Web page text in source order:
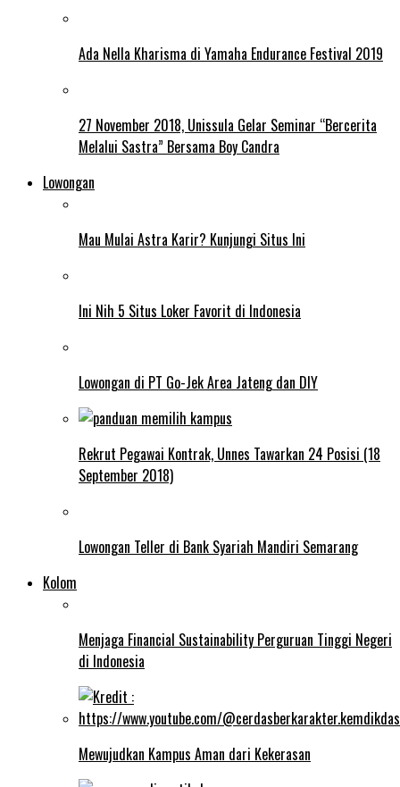
Ada Nella Kharisma di Yamaha Endurance Festival 2019
27 November 2018, Unissula Gelar Seminar “Bercerita
Melalui Sastra” Bersama Boy Candra
Lowongan
Mau Mulai Astra Karir? Kunjungi Situs Ini
Ini Nih 5 Situs Loker Favorit di Indonesia
Lowongan di PT Go-Jek Area Jateng dan DIY
Rekrut Pegawai Kontrak, Unnes Tawarkan 24 Posisi (18
September 2018)
Lowongan Teller di Bank Syariah Mandiri Semarang
Kolom
Menjaga Financial Sustainability Perguruan Tinggi Negeri
di Indonesia
Mewujudkan Kampus Aman dari Kekerasan